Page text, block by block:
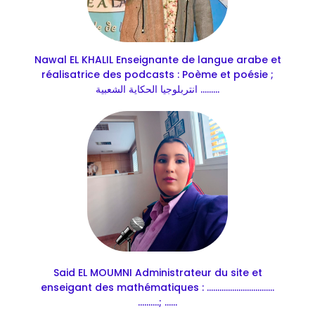
Nawal EL KHALIL Enseignante de langue arabe et
réalisatrice des podcasts : Poème et poésie ;
انتربلوجيا الحكاية الشعبية .........
Said EL MOUMNI Administrateur du site et
enseigant des mathématiques : ................................
..........; ......